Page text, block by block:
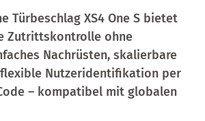
Türbeschlag XS4 One S bietet
Zutrittskontrolle ohne
Nachrüsten, skalierbare
Nutzeridentifikation per
– kompatibel mit globalen